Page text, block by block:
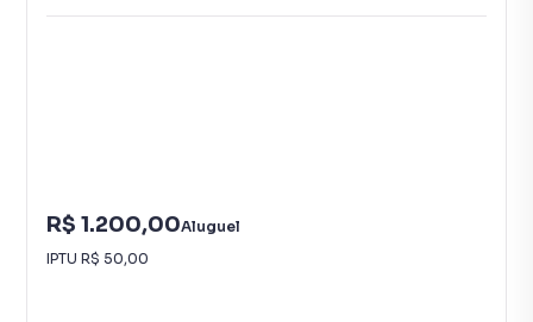
R$ 1.200,00Aluguel
IPTU R$ 50,00